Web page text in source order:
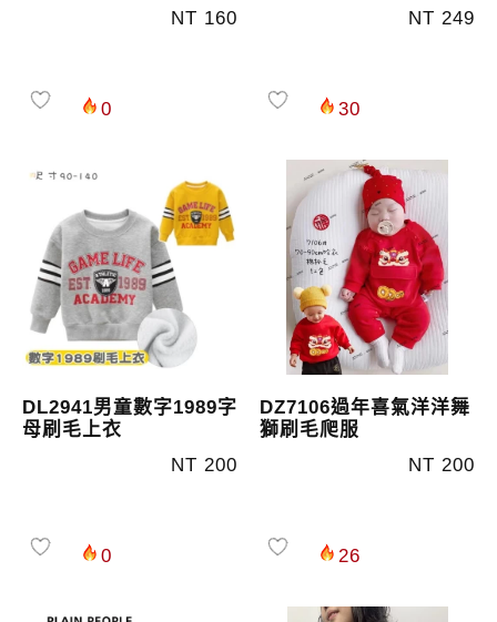
NT 160
0
NT 249
30
DL2941男童數字1989字
母刷毛上衣
NT 200
0
DZ7106過年喜氣洋洋舞
獅刷毛爬服
NT 200
26